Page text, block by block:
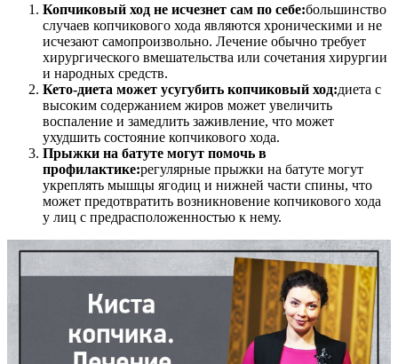
Копчиковый ход не исчезнет сам по себе:большинство
случаев копчикового хода являются хроническими и не
исчезают самопроизвольно. Лечение обычно требует
хирургического вмешательства или сочетания хирургии
и народных средств.
Кето-диета может усугубить копчиковый ход:диета с
высоким содержанием жиров может увеличить
воспаление и замедлить заживление, что может
ухудшить состояние копчикового хода.
Прыжки на батуте могут помочь в
профилактике:регулярные прыжки на батуте могут
укреплять мышцы ягодиц и нижней части спины, что
может предотвратить возникновение копчикового хода
у лиц с предрасположенностью к нему.